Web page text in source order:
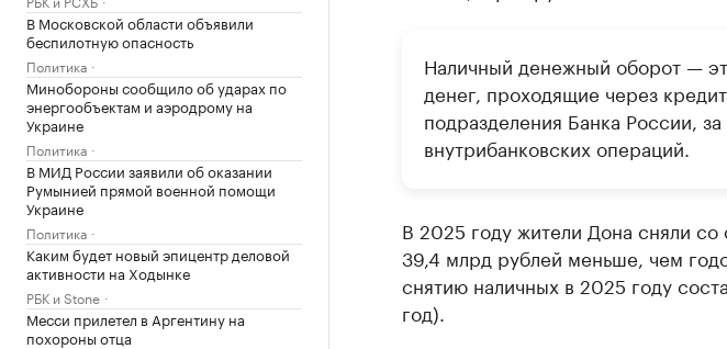
В Московской области объявили
беспилотную опасность
Политика
Минобороны сообщило об ударах по
энергообъектам и аэродрому на
Украине
Политика
В МИД России заявили об оказании
Румынией прямой военной помощи
Украине
Политика
Каким будет новый эпицентр деловой
активности на Ходынке
РБК и Stone
Месси прилетел в Аргентину на
похороны отца
Наличный денежный оборот —
денег, проходящие через
подразделения Банка России,
внутрибанковских операций.
В 2025 году жители Дона сняли
39,4 млрд рублей меньше, чем
снятию наличных в 2025 году
год).